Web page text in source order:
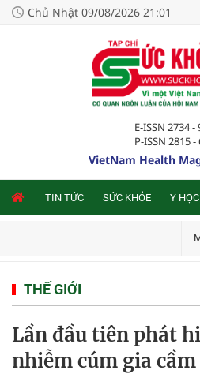
Chủ Nhật 09/08/2026 21:01
E-ISSN 2734 -
P-ISSN 2815 -
VietNam Health
TIN TỨC SỨC KHỎE Y
THẾ GIỚI
Lần đầu tiên phát
nhiễm cúm gia